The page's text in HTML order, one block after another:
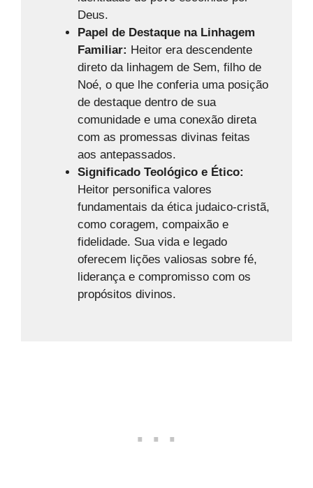
Deus.
Papel de Destaque na Linhagem
Familiar: Heitor era descendente
direto da linhagem de Sem, filho de
Noé, o que lhe conferia uma posição
de destaque dentro de sua
comunidade e uma conexão direta
com as promessas divinas feitas
aos antepassados.
Significado Teológico e Ético:
Heitor personifica valores
fundamentais da ética judaico-cristã,
como coragem, compaixão e
fidelidade. Sua vida e legado
oferecem lições valiosas sobre fé,
liderança e compromisso com os
propósitos divinos.